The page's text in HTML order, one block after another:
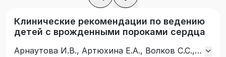
Клинические рекомендации по ведению
детей с врожденными пороками сердца
Арнаутова И.В., Артюхина Е.А., Волков С.С.,